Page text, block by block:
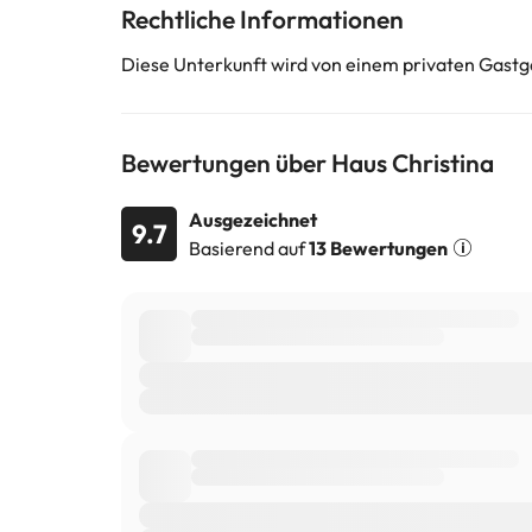
Einige der aufgeführten Leistungen können
Rechtliche Informationen
Diese Unterkunft wird von einem privaten
Bewertungen über Haus Christina
9.7
Ausgezeichnet
Basierend auf13 Bewertungen